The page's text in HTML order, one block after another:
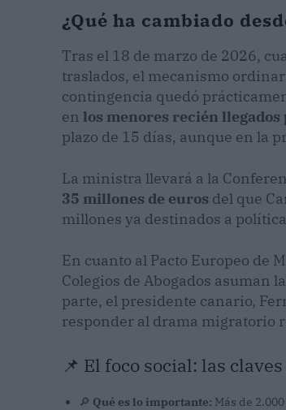
¿Qué ha cambiado
Tras el 18 de marzo de 2026,
traslados, el mecanismo
contingencia quedó
en los menores recién llegados
plazo de 15 días, aunque en la
La ministra llevará a la
35 millones de euros del que
millones ya destinados a
En cuanto al Pacto Europeo de
Colegios de Abogados asuman
parte, el presidente canario,
responder al drama migratorio
📌 El foco social: las claves
🔎 Qué es lo importante: Más de